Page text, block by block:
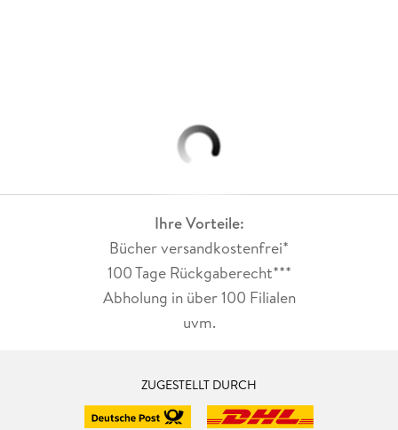
Ihre Vorteile:
Bücher versandkostenfrei*
100 Tage Rückgaberecht***
Abholung in über 100 Filialen
uvm.
ZUGESTELLT DURCH